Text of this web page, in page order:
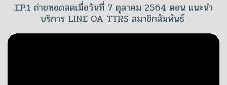
EP.1 ถ่ายทอดสดเมื่อวันที่ 7 ตุลาคม 2564 ตอน แนะนำ
บริการ LINE OA TTRS สมาชิกสัมพันธ์